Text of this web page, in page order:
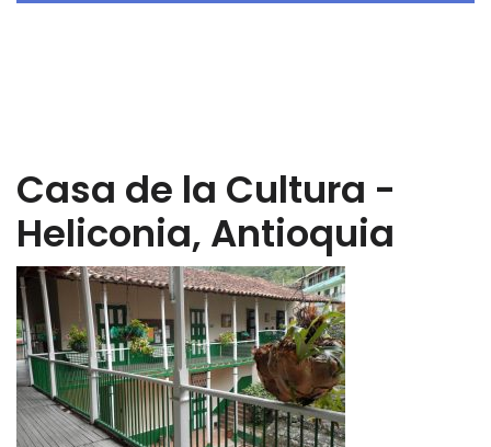
Casa de la Cultura -
Heliconia, Antioquia